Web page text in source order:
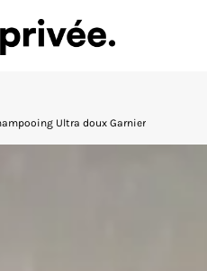
Ultra doux Garnier